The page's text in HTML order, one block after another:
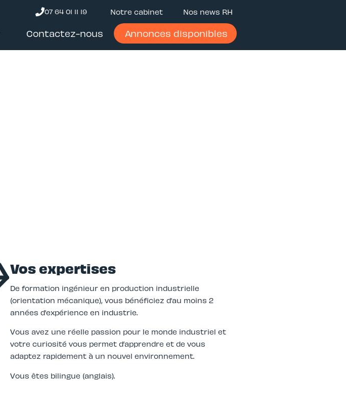
07 64 01 11 19 Notre cabinet Nos news RH
Contactez-nous Annonces disponibles
Vos expertises
De formation ingénieur en production industrielle
(orientation mécanique), vous bénéficiez d’au moins 2
années d’expérience en industrie.
Vous avez une réelle passion pour le monde industriel et
votre curiosité vous permet d’apprendre et de vous
adaptez rapidement à un nouvel environnement.
Vous êtes bilingue (anglais).